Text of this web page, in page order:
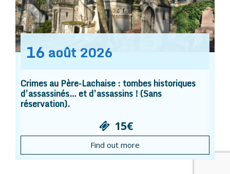
16 août 2026
Crimes au Père-Lachaise : tombes historiques
d’assassinés… et d’assassins ! (Sans
réservation).
15€
Find out more